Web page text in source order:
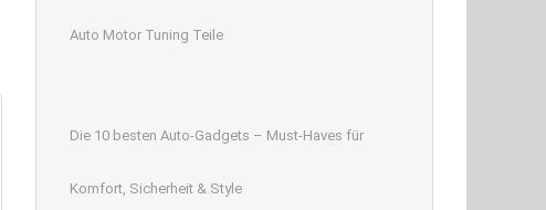
Auto Motor Tuning Teile
Die 10 besten Auto-Gadgets – Must-Haves für
Komfort, Sicherheit & Style